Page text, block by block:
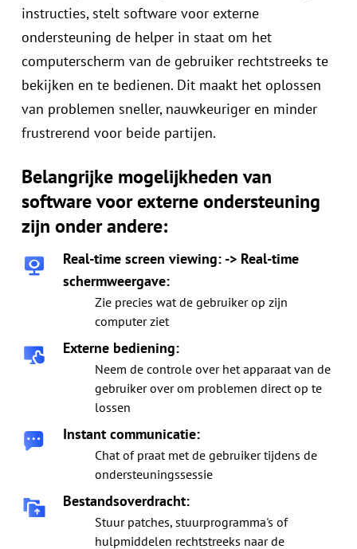
instructies, stelt software voor externe
ondersteuning de helper in staat om het
computerscherm van de gebruiker rechtstreeks te
bekijken en te bedienen. Dit maakt het oplossen
van problemen sneller, nauwkeuriger en minder
frustrerend voor beide partijen.
Belangrijke mogelijkheden van
software voor externe ondersteuning
zijn onder andere:
Real-time screen viewing: -> Real-time
schermweergave:
Zie precies wat de gebruiker op zijn
computer ziet
Externe bediening:
Neem de controle over het apparaat van de
gebruiker over om problemen direct op te
lossen
Instant communicatie:
Chat of praat met de gebruiker tijdens de
ondersteuningssessie
Bestandsoverdracht:
Stuur patches, stuurprogramma's of
hulpmiddelen rechtstreeks naar de